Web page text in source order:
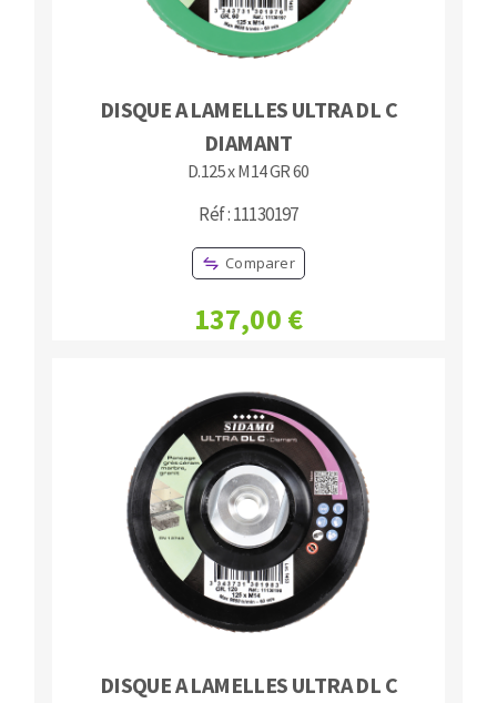
DISQUE A LAMELLES ULTRA DL C
DIAMANT
D.125 x M14 GR 60
Réf : 11130197
Comparer
137,00 €
DISQUE A LAMELLES ULTRA DL C